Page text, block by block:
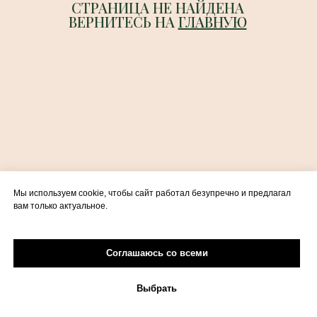
СТРАНИЦА НЕ НАЙДЕНА
ВЕРНИТЕСЬ НА ГЛАВНУЮ
Мы используем cookie, чтобы сайт работал безупречно и предлагал
вам только актуальное.
Соглашаюсь со всеми
Выбрать